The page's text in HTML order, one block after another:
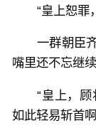
“皇上恕罪
一群朝臣
嘴里还不忘继续
“皇上，
如此轻易斩首